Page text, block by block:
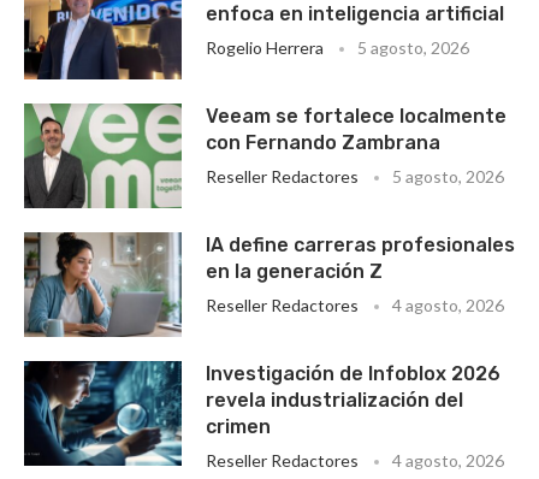
enfoca en inteligencia artificial
Rogelio Herrera 5 agosto, 2026
Veeam se fortalece localmente
con Fernando Zambrana
Reseller Redactores 5 agosto, 2026
IA define carreras profesionales
en la generación Z
Reseller Redactores 4 agosto, 2026
Investigación de Infoblox 2026
revela industrialización del
crimen
Reseller Redactores 4 agosto, 2026